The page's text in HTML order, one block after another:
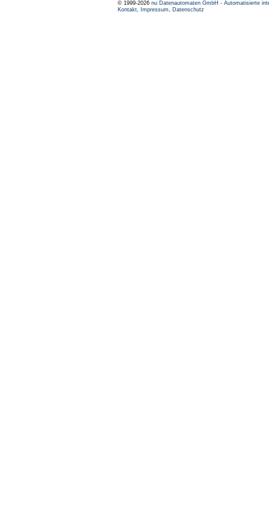
© 1999-2026 nu Datenautomaten GmbH - Automatisierte
Kontakt, Impressum, Datenschutz